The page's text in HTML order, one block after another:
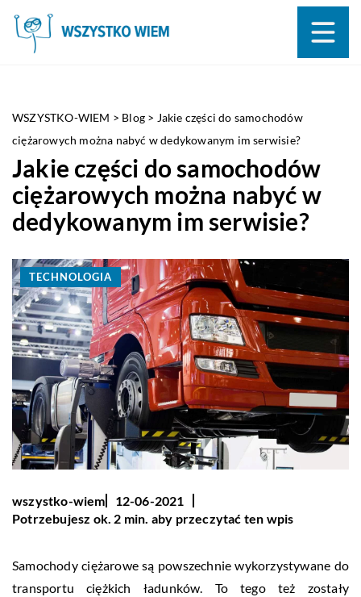
WSZYSTKO-WIEM > Blog > Jakie części do samochodów
ciężarowych można nabyć w dedykowanym im serwisie?
Jakie części do samochodów
ciężarowych można nabyć w
dedykowanym im serwisie?
TECHNOLOGIA
wszystko-wiem
12-06-2021
Potrzebujesz ok. 2 min. aby przeczytać ten wpis
Samochody ciężarowe są powszechnie wykorzystywane do
transportu ciężkich ładunków. To tego też zostały